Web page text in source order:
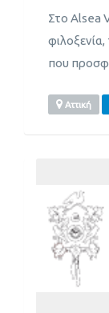
Στο Alsea
που
Αττική